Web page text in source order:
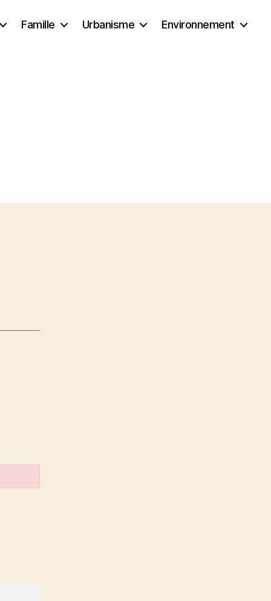
Famille Urbanisme Environnement